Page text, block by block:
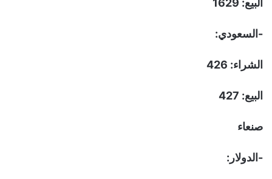
البيع: 1629
-السعودي:
الشراء: 426
البيع: 427
صنعاء
-الدولار: